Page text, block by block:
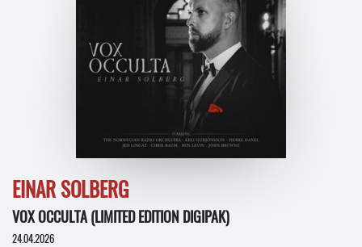
EINAR SOLBERG
VOX OCCULTA (LIMITED EDITION DIGIPAK)
24.04.2026